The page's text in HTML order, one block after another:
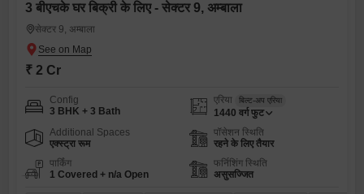
3 बीएचके घर बिक्री के लिए - सेक्टर 9, अम्बाला
सेक्टर 9, अम्बाला
₹ 2 Cr
Config
3 BHK + 3 Bath
एरिया बिल्ट-अप एरिया
1440 वर्ग फुट
Additional Spaces
एक्स्ट्रा रूम
पॉसेशन स्थिति
रहने के लिए तैयार
पार्किंग
1 Covered + n/a Open
फर्निशिंग स्थिति
असुसज्जित